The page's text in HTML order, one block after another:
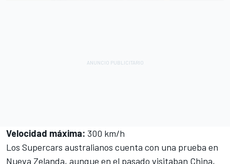
Velocidad máxima: 300 km/h
Los Supercars australianos cuenta con una prueba en
Nueva Zelanda, aunque en el pasado visitaban China,